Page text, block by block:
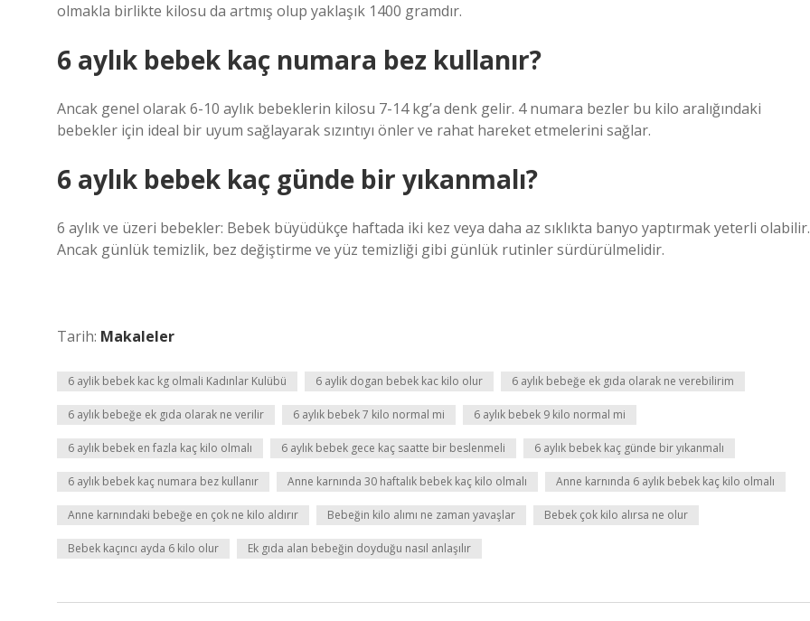
olmakla birlikte kilosu da artmış olup yaklaşık 1400 gramdır.
6 aylık bebek kaç numara bez kullanır?
Ancak genel olarak 6-10 aylık bebeklerin kilosu 7-14 kg’a denk gelir. 4 numara bezler bu kilo aralığındaki
bebekler için ideal bir uyum sağlayarak sızıntıyı önler ve rahat hareket etmelerini sağlar.
6 aylık bebek kaç günde bir yıkanmalı?
6 aylık ve üzeri bebekler: Bebek büyüdükçe haftada iki kez veya daha az sıklıkta banyo yaptırmak yeterli olabilir.
Ancak günlük temizlik, bez değiştirme ve yüz temizliği gibi günlük rutinler sürdürülmelidir.
Tarih: Makaleler
6 aylik bebek kac kg olmali Kadınlar Kulübü 6 aylik dogan bebek kac kilo olur 6 aylık bebeğe ek gıda olarak ne verebilirim
6 aylık bebeğe ek gıda olarak ne verilir 6 aylık bebek 7 kilo normal mi 6 aylık bebek 9 kilo normal mi
6 aylık bebek en fazla kaç kilo olmalı 6 aylık bebek gece kaç saatte bir beslenmeli 6 aylık bebek kaç günde bir yıkanmalı
6 aylık bebek kaç numara bez kullanır Anne karnında 30 haftalık bebek kaç kilo olmalı Anne karnında 6 aylık bebek kaç kilo olmalı
Anne karnındaki bebeğe en çok ne kilo aldırır Bebeğin kilo alımı ne zaman yavaşlar Bebek çok kilo alırsa ne olur
Bebek kaçıncı ayda 6 kilo olur Ek gıda alan bebeğin doyduğu nasıl anlaşılır